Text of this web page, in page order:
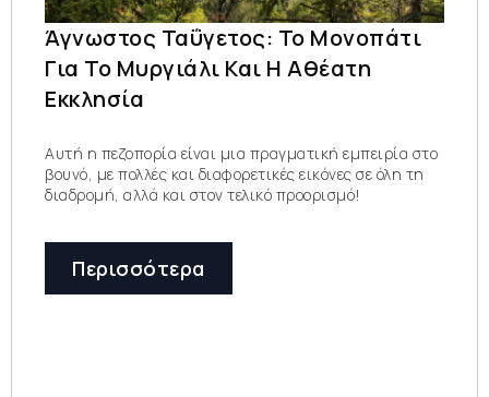
Άγνωστος Ταΰγετος: Το Μονοπάτι
Για Το Μυργιάλι Και Η Αθέατη
Εκκλησία
Αυτή η πεζοπορία είναι μια πραγματική εμπειρία στο
βουνό, με πολλές και διαφορετικές εικόνες σε όλη τη
διαδρομή, αλλά και στον τελικό προορισμό!
Περισσότερα